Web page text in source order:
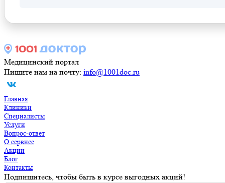
Медицинский портал
Пишите нам на почту: info@1001doc.ru
Главная
Клиники
Специалисты
Услуги
Вопрос-ответ
О сервисе
Акции
Блог
Контакты
Подпишитесь, чтобы быть в курсе выгодных акций!